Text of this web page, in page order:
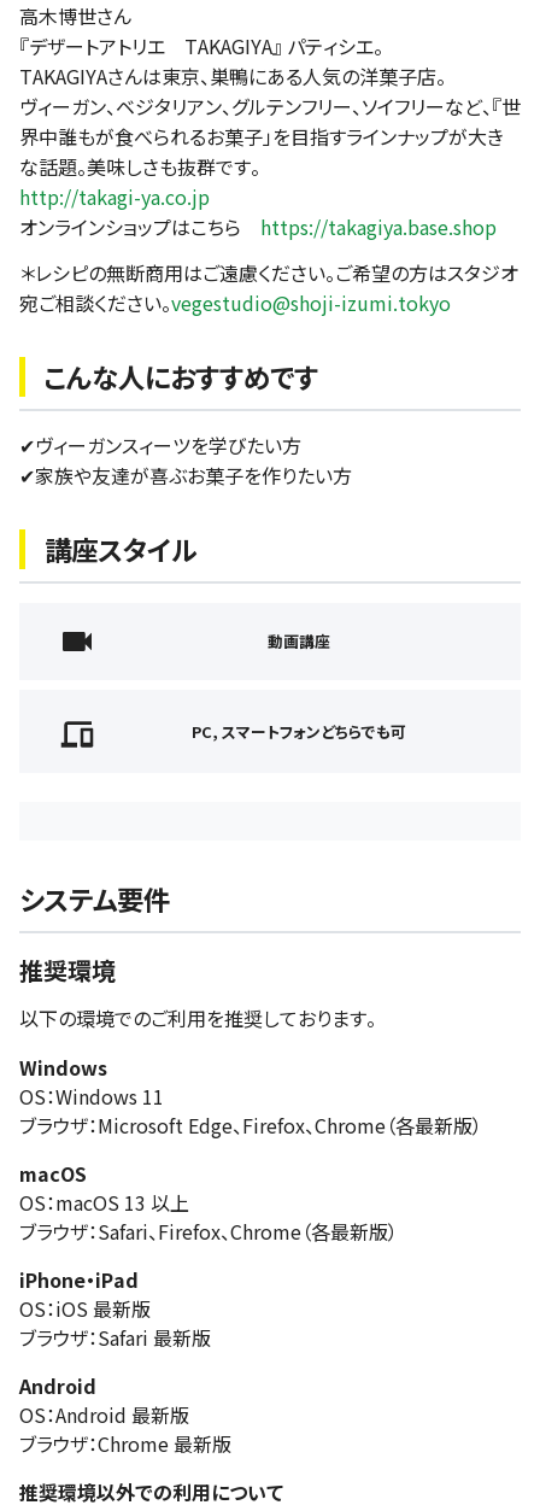
高木博世さん
『デザートアトリエ TAKAGIYA』 パティシエ。
TAKAGIYAさんは東京、巣鴨にある人気の洋菓子店。
ヴィーガン、ベジタリアン、グルテンフリー、ソイフリーなど、『世
界中誰もが食べられるお菓子」を目指すラインナップが大き
な話題。美味しさも抜群です。
http://takagi-ya.co.jp
オンラインショップはこちら https://takagiya.base.shop
＊レシピの無断商用はご遠慮ください。ご希望の方はスタジオ
宛ご相談ください。vegestudio@shoji-izumi.tokyo
こんな人におすすめです
✔︎ヴィーガンスィーツを学びたい方
✔︎家族や友達が喜ぶお菓子を作りたい方
講座スタイル
動画講座
PC, スマートフォンどちらでも可
システム要件
推奨環境
以下の環境でのご利用を推奨しております。
Windows
OS：Windows 11
ブラウザ：Microsoft Edge、Firefox、Chrome（各最新版）
macOS
OS：macOS 13 以上
ブラウザ：Safari、Firefox、Chrome（各最新版）
iPhone・iPad
OS：iOS 最新版
ブラウザ：Safari 最新版
Android
OS：Android 最新版
ブラウザ：Chrome 最新版
推奨環境以外での利用について